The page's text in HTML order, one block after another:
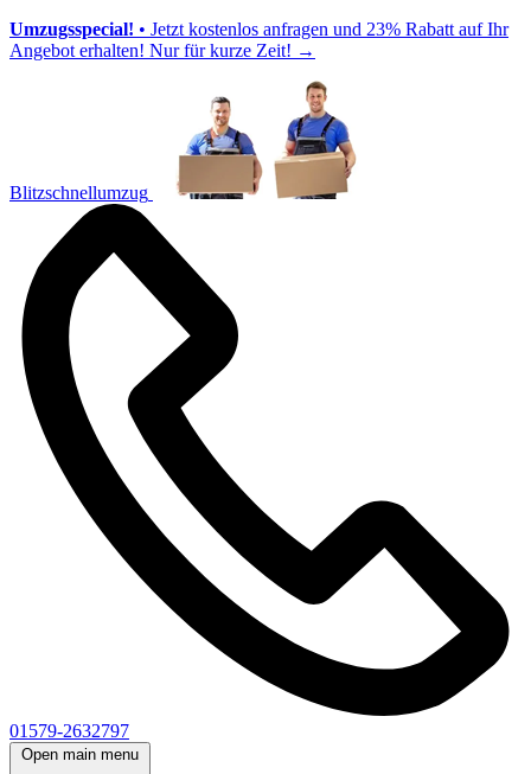
Umzugsspecial! • Jetzt kostenlos anfragen und 23% Rabatt auf Ihr
Angebot erhalten! Nur für kurze Zeit! →
Blitzschnellumzug
01579-2632797
Open main menu